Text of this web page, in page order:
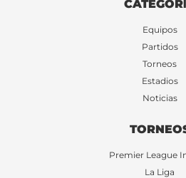
Equipos
Partidos
Torneos
Estadios
Noticias
Premier League
La Liga